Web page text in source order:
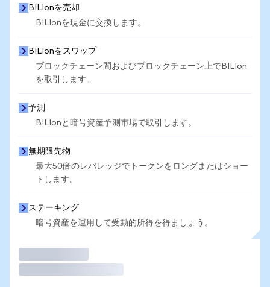
BILIonを売却
BILIonを現金に交換します。
BILIonをスワップ
ブロックチェーン間およびブロックチェーン上でBILIon
を取引します。
予測
BILIonと暗号資産予測市場で取引します。
無期限先物
最大50倍のレバレッジでトークンをロングまたはショー
トします。
ステーキング
暗号資産を運用して受動的所得を得ましょう。